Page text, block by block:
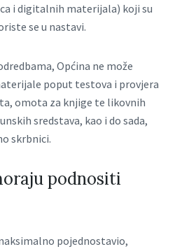
i digitalnih materijala) koji su
se u nastavi.
Općina ne može
poput testova i provjera
omota za knjige te likovnih
sredstava, kao i do sada,
skrbnici.
podnositi
pojednostavio,